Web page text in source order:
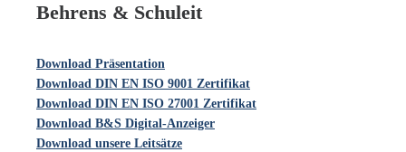
Behrens & Schuleit
Download Präsentation
Download DIN EN ISO 9001 Zertifikat
Download DIN EN ISO 27001 Zertifikat
Download B&S Digital-Anzeiger
Download unsere Leitsätze